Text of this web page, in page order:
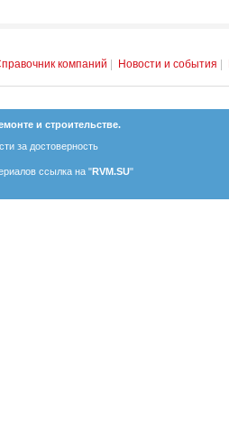
компаний Новости и события
и строительстве.
за достоверность
ссылка на "RVM.SU"